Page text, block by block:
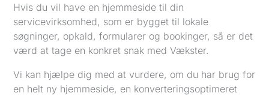
Hvis du vil have en hjemmeside til din
servicevirksomhed, som er bygget til lokale
søgninger, opkald, formularer og bookinger, så er det
værd at tage en konkret snak med Vækster.
Vi kan hjælpe dig med at vurdere, om du har brug for
en helt ny hjemmeside, en konverteringsoptimeret